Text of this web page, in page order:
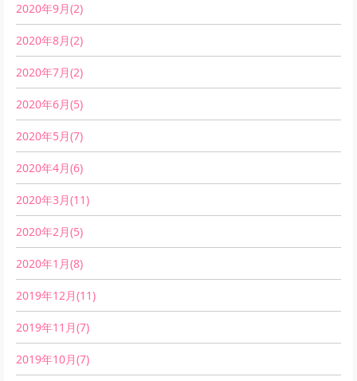
2020年9月(2)
2020年8月(2)
2020年7月(2)
2020年6月(5)
2020年5月(7)
2020年4月(6)
2020年3月(11)
2020年2月(5)
2020年1月(8)
2019年12月(11)
2019年11月(7)
2019年10月(7)